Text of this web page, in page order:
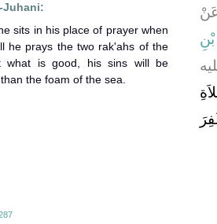
Juhani:
he prays the two rak'ahs of the
what is good, his sins will be
the foam of the sea.